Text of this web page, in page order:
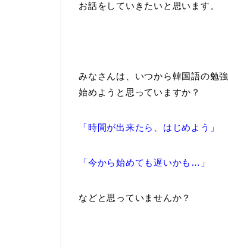
お話をしていきたいと思います。
みなさんは、いつから韓国語の勉強
始めようと思っていますか？
「時間が出来たら、はじめよう」
「今から始めても遅いかも…」
などと思っていませんか？